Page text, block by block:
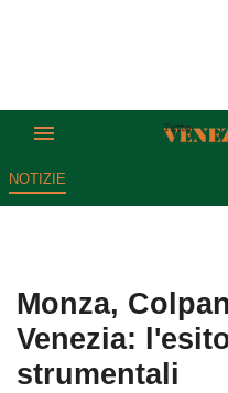
NOTIZIE
Monza,
Venezia:
strumentali